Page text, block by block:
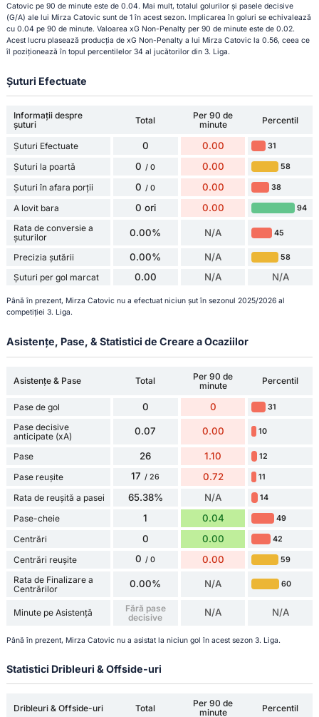
Catovic pe 90 de minute este de 0.04. Mai mult, totalul golurilor și pasele decisive
(G/A) ale lui Mirza Catovic sunt de 1 în acest sezon. Implicarea în goluri se echivalează
cu 0.04 pe 90 de minute. Valoarea xG Non-Penalty per 90 de minute este de 0.02.
Acest lucru plasează producția de xG Non-Penalty a lui Mirza Catovic la 0.56, ceea ce
îl poziționează în topul percentilelor 34 al jucătorilor din 3. Liga.
Șuturi Efectuate
Informații despre
șuturi
Total
Per 90 de
minute
Percentil
Șuturi Efectuate 0 0.00 31
Șuturi la poartă 0 / 0 0.00 58
Șuturi în afara porții 0 / 0 0.00 38
A lovit bara 0 ori 0.00 94
Rata de conversie a
șuturilor
0.00% N/A 45
Precizia șutării 0.00% N/A 58
Șuturi per gol marcat 0.00 N/A N/A
Până în prezent, Mirza Catovic nu a efectuat niciun șut în sezonul 2025/2026 al
competiției 3. Liga.
Asistențe, Pase, & Statistici de Creare a Ocaziilor
Asistențe & Pase Total
Per 90 de
minute
Percentil
Pase de gol 0 0 31
Pase decisive
anticipate (xA)
0.07 0.00 10
Pase 26 1.10 12
Pase reușite 17 / 26 0.72 11
Rata de reușită a pasei 65.38% N/A 14
Pase-cheie 1 0.04 49
Centrări 0 0.00 42
Centrări reușite 0 / 0 0.00 59
Rata de Finalizare a
Centrărilor
0.00% N/A 60
Minute pe Asistență
Fără pase
decisive
N/A N/A
Până în prezent, Mirza Catovic nu a asistat la niciun gol în acest sezon 3. Liga.
Statistici Dribleuri & Offside-uri
Dribleuri & Offside-uri Total
Per 90 de
minute
Percentil